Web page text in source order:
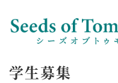
学生募集